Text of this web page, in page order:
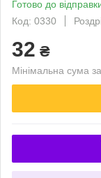
Готово до
Код: 0330
32 ₴
Мінімальна сума